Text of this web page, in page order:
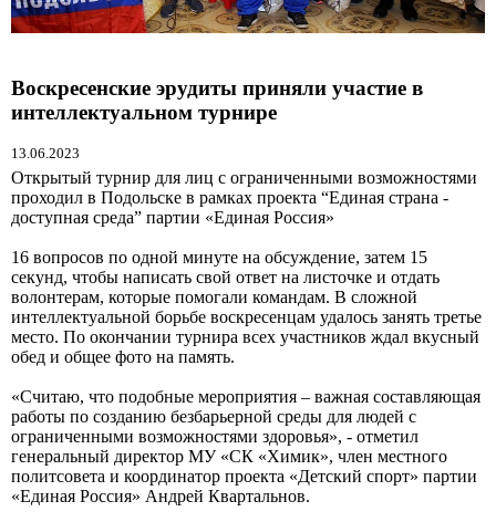
Воскресенские эрудиты приняли участие в
интеллектуальном турнире
13.06.2023
Открытый турнир для лиц с ограниченными возможностями
проходил в Подольске в рамках проекта “Единая страна -
доступная среда” партии «Единая Россия»
16 вопросов по одной минуте на обсуждение, затем 15
секунд, чтобы написать свой ответ на листочке и отдать
волонтерам, которые помогали командам. В сложной
интеллектуальной борьбе воскресенцам удалось занять третье
место. По окончании турнира всех участников ждал вкусный
обед и общее фото на память.
«Считаю, что подобные мероприятия – важная составляющая
работы по созданию безбарьерной среды для людей с
ограниченными возможностями здоровья», - отметил
генеральный директор МУ «СК «Химик», член местного
политсовета и координатор проекта «Детский спорт» партии
«Единая Россия» Андрей Квартальнов.